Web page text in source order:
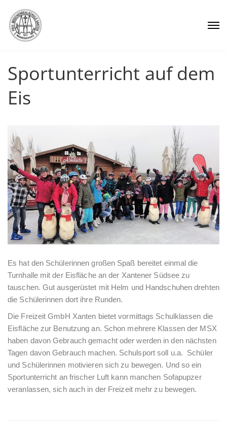
Sportunterricht auf dem
Eis
Es hat den Schülerinnen großen Spaß bereitet einmal die
Turnhalle mit der Eisfläche an der Xantener Südsee zu
tauschen. Gut ausgerüstet mit Helm und Handschuhen drehten
die Schülerinnen dort ihre Runden.
Die Freizeit GmbH Xanten bietet vormittags Schulklassen die
Eisfläche zur Benutzung an. Schon mehrere Klassen der MSX
haben davon Gebrauch gemacht oder werden in den nächsten
Tagen davon Gebrauch machen. Schulsport soll u.a. Schüler
und Schülerinnen motivieren sich zu bewegen. Und so ein
Sportunterricht an frischer Luft kann manchen Sofapupzer
veranlassen, sich auch in der Freizeit mehr zu bewegen.